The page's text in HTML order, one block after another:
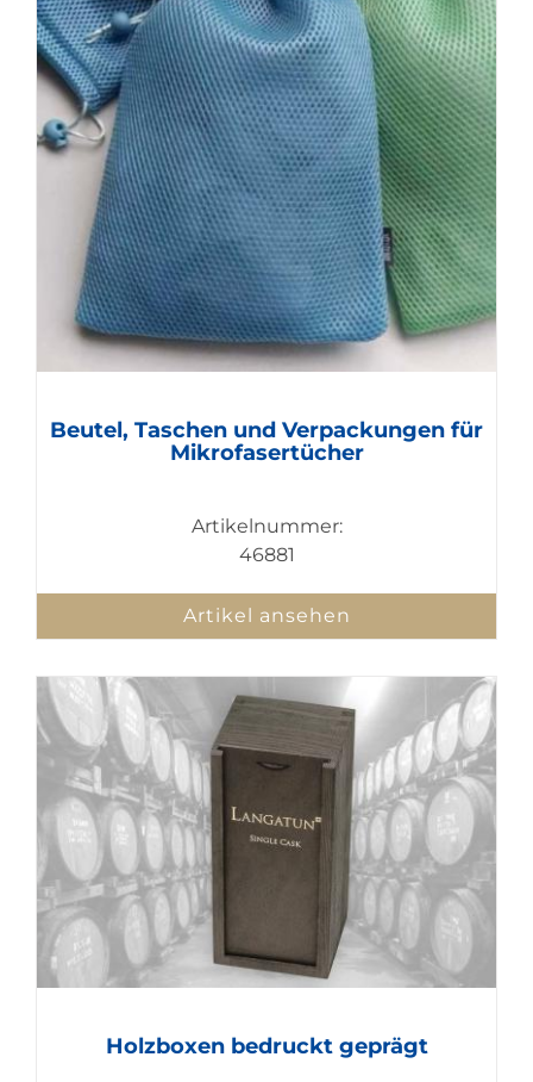
Beutel, Taschen und Verpackungen für
Mikrofasertücher
Artikelnummer:
46881
Artikel ansehen
Holzboxen bedruckt geprägt